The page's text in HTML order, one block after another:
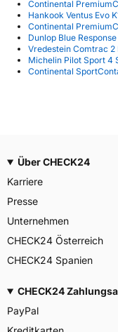
Continental
Hankook Ventus Evo
Continental
Dunlop Blue
Vredestein Comtrac 2
Michelin Pilot Sport 4
Continental
Über CHECK24
Karriere
Presse
Unternehmen
CHECK24 Österreich
CHECK24 Spanien
CHECK24
PayPal